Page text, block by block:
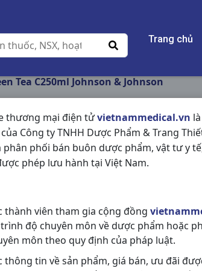
Trang chủ
thương mại điện tửvietnammedical.vn
Công ty TNHH Dược Phẩm & Trang
phân phối bán buôn dược phẩm, vật tư y
phép lưu hành tại Việt Nam.
thành viên tham gia cộng đồng
độ chuyên môn về dược phẩm hoặc
môn theo quy định của pháp luật.
thông tin về sản phẩm, giá bán, ưu đãi
Tea C250ml Johnson & Johnson
LISTERIN
JOHNSON
Nhóm hàng:Hóa -
Chia sẻ qua mạng xã hội: